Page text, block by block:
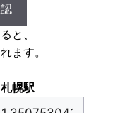
と、
ます。
幌駅